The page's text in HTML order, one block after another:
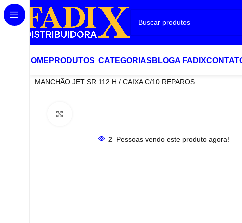
HOME PRODUTOS CATEGORIAS BLOGA FADIX
MANCHÃO JET SR 112 H / CAIXA C/10 REPAROS
2 Pessoas vendo este produto agora!